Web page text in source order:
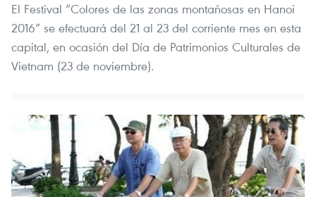
El Festival “Colores de las zonas montañosas en Hanoi
2016” se efectuará del 21 al 23 del corriente mes en esta
capital, en ocasión del Día de Patrimonios Culturales de
Vietnam (23 de noviembre).